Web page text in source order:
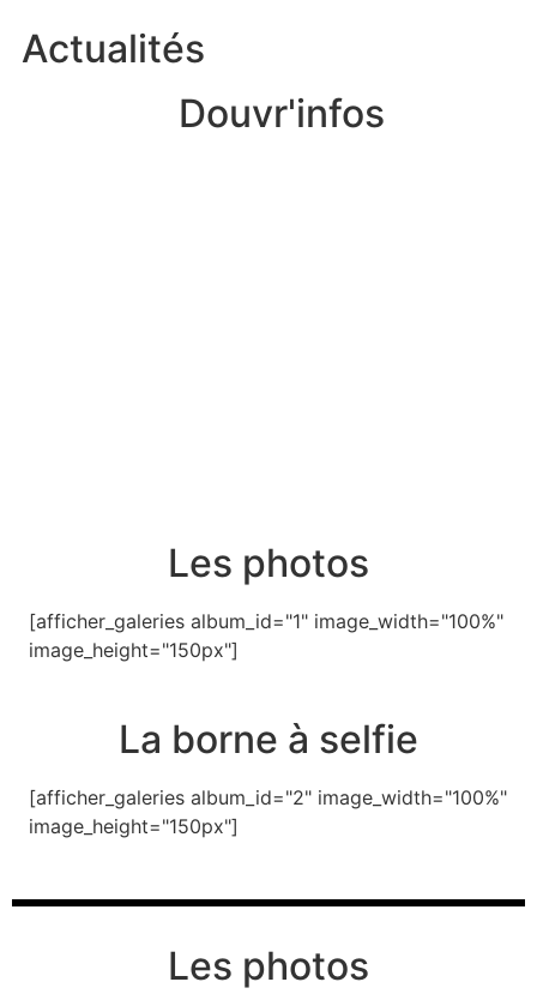
Actualités
Douvr'infos
Les photos
[afficher_galeries album_id="1" image_width="100%"
image_height="150px"]
La borne à selfie
[afficher_galeries album_id="2" image_width="100%"
image_height="150px"]
Les photos